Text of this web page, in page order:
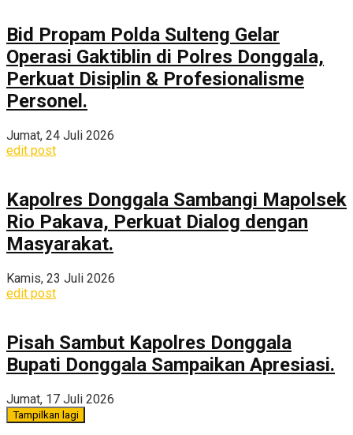
Bid Propam Polda Sulteng Gelar
Operasi Gaktiblin di Polres Donggala,
Perkuat Disiplin & Profesionalisme
Personel.
Jumat, 24 Juli 2026
edit post
Kapolres Donggala Sambangi Mapolsek
Rio Pakava, Perkuat Dialog dengan
Masyarakat.
Kamis, 23 Juli 2026
edit post
Pisah Sambut Kapolres Donggala
Bupati Donggala Sampaikan Apresiasi.
Jumat, 17 Juli 2026
Tampilkan lagi